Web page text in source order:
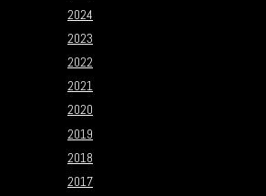
2024
2023
2022
2021
2020
2019
2018
2017